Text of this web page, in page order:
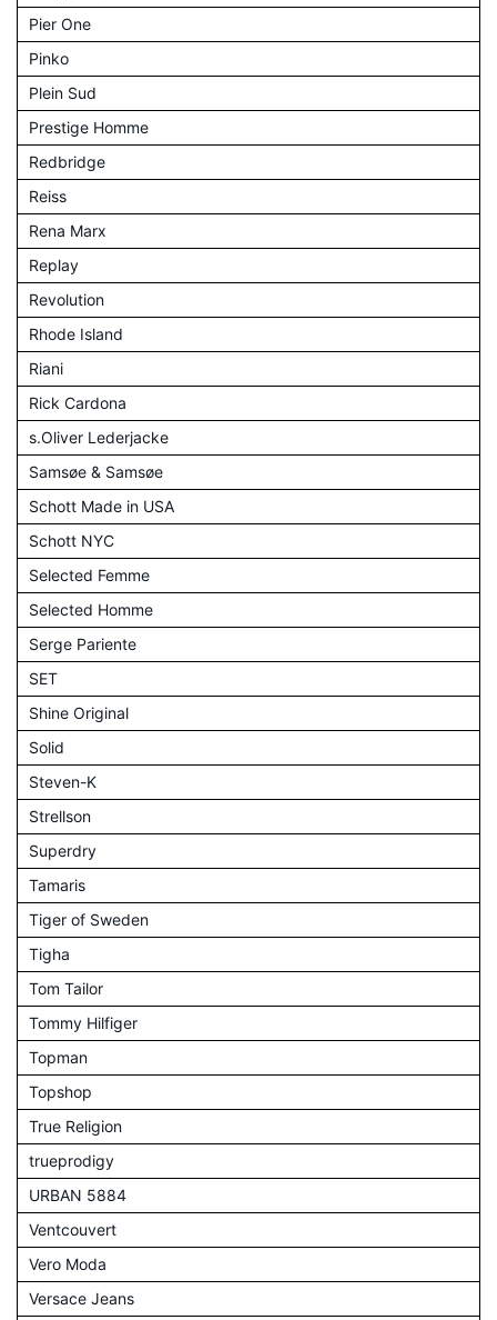
Pier One
Pinko
Plein Sud
Prestige Homme
Redbridge
Reiss
Rena Marx
Replay
Revolution
Rhode Island
Riani
Rick Cardona
s.Oliver Lederjacke
Samsøe & Samsøe
Schott Made in USA
Schott NYC
Selected Femme
Selected Homme
Serge Pariente
SET
Shine Original
Solid
Steven-K
Strellson
Superdry
Tamaris
Tiger of Sweden
Tigha
Tom Tailor
Tommy Hilfiger
Topman
Topshop
True Religion
trueprodigy
URBAN 5884
Ventcouvert
Vero Moda
Versace Jeans